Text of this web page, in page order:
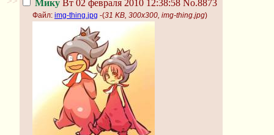
Мику Вт 02 февраля 2010 12:38:58 No.8873
Файл: img-thing.jpg -(31 KB, 300x300, img-thing.jpg)